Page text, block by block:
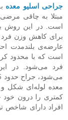
جراحی اسلیو معده
مبتلا به چاقی
است. در این روش
برای کاهش وزن فرد
عارضه‌ی بلندمدت
است که با محدود
فرد می‌شود. در
معده لوله‌ای شکل و
کمتری را درون خود